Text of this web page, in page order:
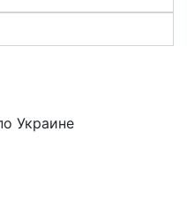
Украине